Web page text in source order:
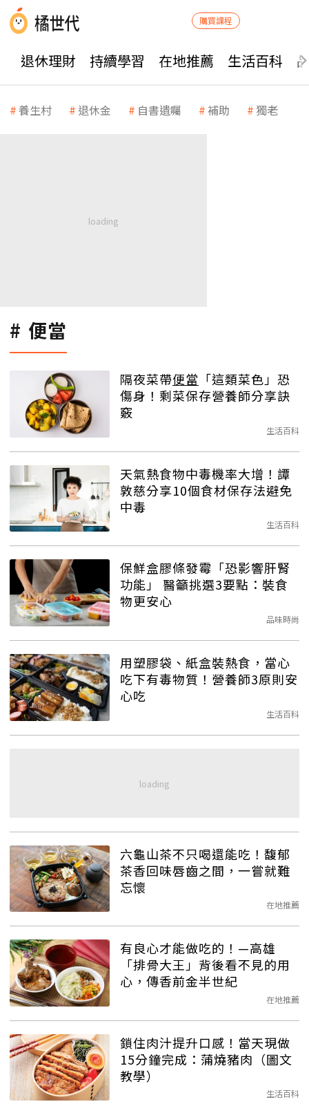
購買課程
退休理財 持續學習 在地推薦 生活百科
養生村 退休金 自書遺囑 補助 獨老
便當
隔夜菜帶便當 「這類菜色」恐
傷身！剩菜保存營養師分享訣
竅
生活百科
天氣熱食物中毒機率大增！譚
敦慈分享10個食材保存法避免
中毒
生活百科
保鮮盒膠條發霉「恐影響肝腎
功能」 醫籲挑選3要點：裝食
物更安心
品味時尚
用塑膠袋、紙盒裝熱食，當心
吃下有毒物質！營養師3原則安
心吃
生活百科
六龜山茶不只喝還能吃！馥郁
茶香回味唇齒之間，一嘗就難
忘懷
在地推薦
有良心才能做吃的！—高雄
「排骨大王」背後看不見的用
心，傳香前金半世紀
在地推薦
鎖住肉汁提升口感！當天現做
15分鐘完成：蒲燒豬肉（圖文
教學）
生活百科